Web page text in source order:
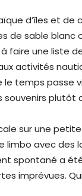
d’îles et de
de sable blanc
faire une liste
activités
le temps passe
plutôt
sur une
avec des
spontané a
imprévues.